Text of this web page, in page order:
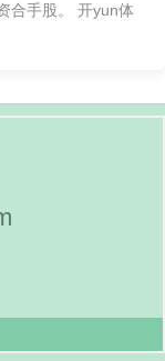
合手股。 开yun体